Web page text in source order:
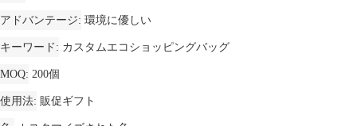
アドバンテージ 環境に優しい
キーワード カスタムエコショッピングバッグ
MOQ 200個
使用法 販促ギフト